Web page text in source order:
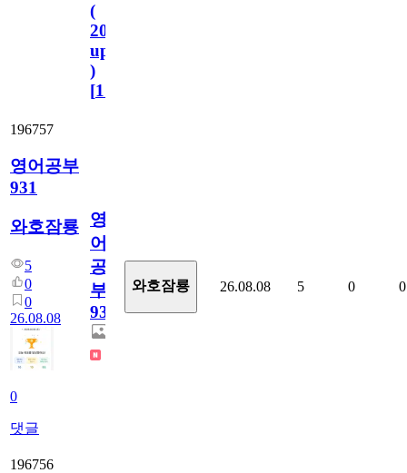
(
2023.11.1
update
)
[110
196757
영어공부
931
와호잠룡
5
0
0
26.08.08
0
댓글
영
어
공
부
931
와호잠룡 26.08.08 5 0 0
196756